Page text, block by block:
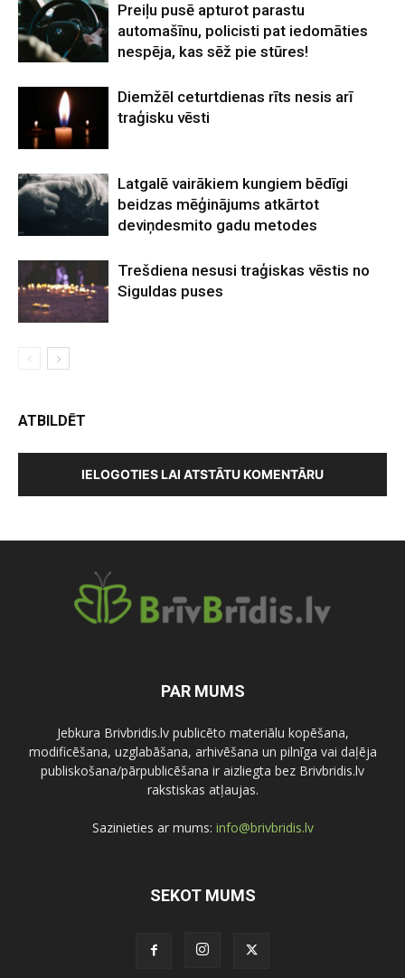
Preiļu pusē apturot parastu
automašīnu, policisti pat iedomāties
nespēja, kas sēž pie stūres!
Diemžēl ceturtdienas rīts nesis arī
traģisku vēsti
Latgalē vairākiem kungiem bēdīgi
beidzas mēģinājums atkārtot
deviņdesmito gadu metodes
Trešdiena nesusi traģiskas vēstis no
Siguldas puses
ATBILDĒT
IELOGOTIES LAI ATSTĀTU KOMENTĀRU
PAR MUMS
Jebkura Brivbridis.lv publicēto materiālu kopēšana,
modificēšana, uzglabāšana, arhivēšana un pilnīga vai daļēja
publiskošana/pārpublicēšana ir aizliegta bez Brivbridis.lv
rakstiskas atļaujas.
Sazinieties ar mums: info@brivbridis.lv
SEKOT MUMS